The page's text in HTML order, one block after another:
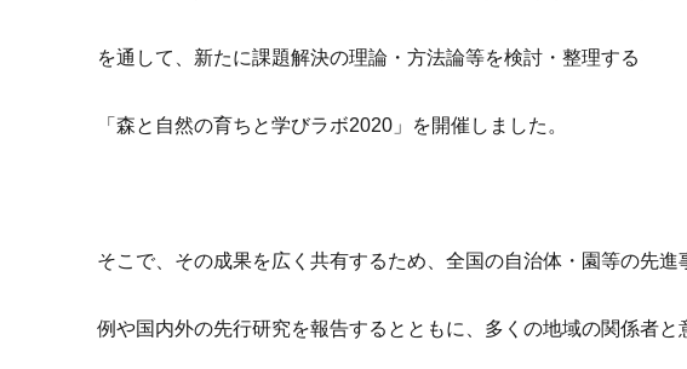
を通して、新たに課題解決の理論・方法論等を検討・整理する
「森と自然の育ちと学びラボ2020」を開催しました。
そこで、その成果を広く共有するため、全国の自治体・園等の先進
例や国内外の先行研究を報告するとともに、多くの地域の関係者と